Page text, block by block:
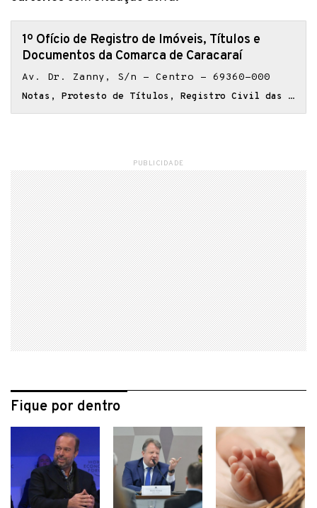
1º Ofício de Registro de Imóveis, Títulos e
Documentos da Comarca de Caracaraí
Av. Dr. Zanny, S/n - Centro - 69360-000
Notas, Protesto de Títulos, Registro Civil das Pessoas Naturais, Registro de Contratos Marítimos, Registro de Imóveis, Registro de Imóveis e Títulos e Documentos, Registro de Interdições e Tutelas, Registro de Títulos e Documentos, Registro de Títulos e Documentos e Civis das Pessoas Jurídicas
PUBLICIDADE
Fique por dentro